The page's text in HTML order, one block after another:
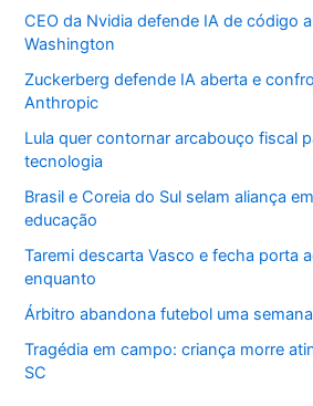
CEO da Nvidia defende IA de código
Washington
Zuckerberg defende IA aberta e
Anthropic
Lula quer contornar arcabouço fiscal
tecnologia
Brasil e Coreia do Sul selam aliança
educação
Taremi descarta Vasco e fecha porta
enquanto
Árbitro abandona futebol uma
Tragédia em campo: criança morre
SC